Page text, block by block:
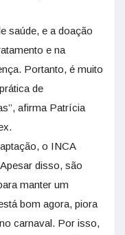
saúde, e a doação
e na
Portanto, é muito
de
afirma Patrícia
o INCA
disso, são
manter um
bom agora, piora
carnaval. Por isso,